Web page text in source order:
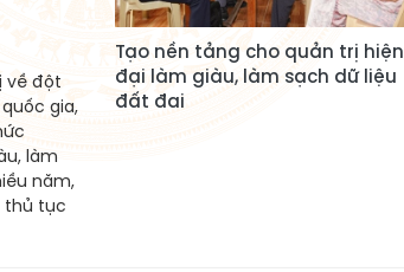
về đột
gia,
làm
năm,
thủ tục
Tạo nền tảng cho quản trị hiện
đại làm giàu, làm sạch dữ liệu
đất đai